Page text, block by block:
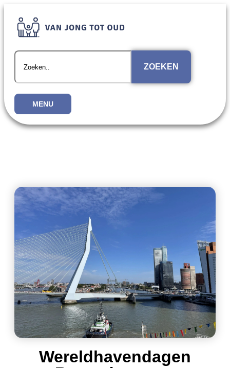
ZOEKEN
MENU
Wereldhavendagen